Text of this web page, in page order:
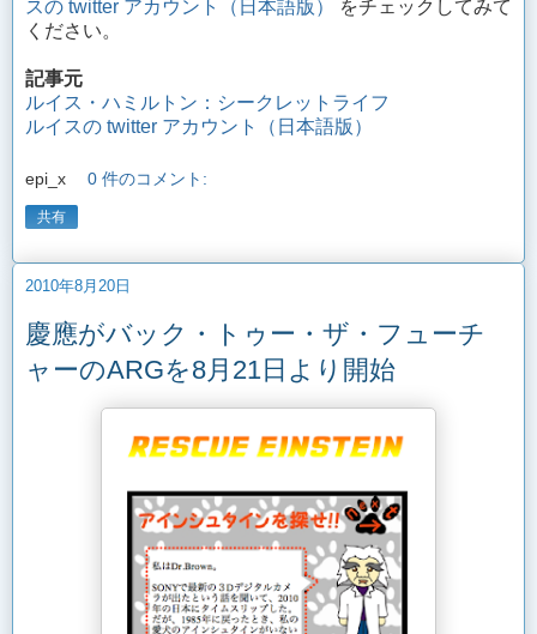
スの twitter アカウント（日本語版）
をチェックしてみて
ください。
記事元
ルイス・ハミルトン：シークレットライフ
ルイスの twitter アカウント（日本語版）
epi_x 0 件のコメント:
共有
2010年8月20日
慶應がバック・トゥー・ザ・フューチ
ャーのARGを8月21日より開始